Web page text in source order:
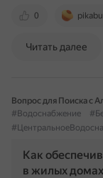
0
Читать далее
Вопрос для Поиска с
#Водоснабжение
Как
в жилых